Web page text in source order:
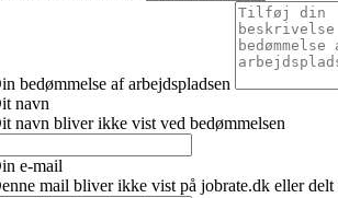
bedømmelse af arbejdspladsen
navn
navn bliver ikke vist ved bedømmelsen
e-mail
mail bliver ikke vist på jobrate.dk eller delt